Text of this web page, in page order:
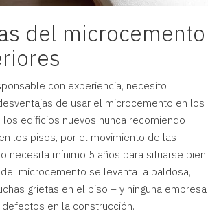
del microcemento
con experiencia, necesito
de usar el microcemento en los
los edificios nuevos nunca recomiendo
los pisos, por el movimiento de las
necesita mínimo 5 años para situarse bien
microcemento se levanta la baldosa,
grietas en el piso – y ninguna empresa
en la construcción.